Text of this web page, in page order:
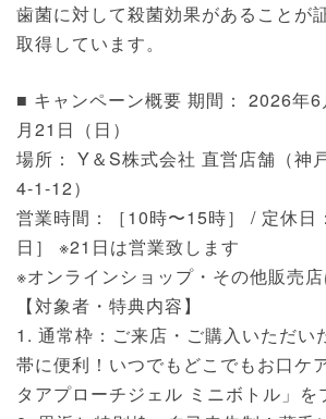
歯菌に対して殺菌効果があることが
取得しています。
■ キャンペーン概要 期間： 2026年
月21日（日）
場所： Y＆S株式会社 直営店舗（神
4-1-12）
営業時間：［10時〜15時］ / 定休日
日］ ※21日は営業致します
※オンラインショップ・その他販売店
【対象者・特典内容】
1. 通常枠：ご来店・ご購入いただい
帯に便利！いつでもどこでもお口ケ
タアプローチジェル ミニボトル」を